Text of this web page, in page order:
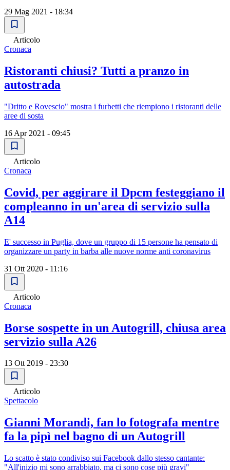
29 Mag 2021 - 18:34
Articolo
Cronaca
Ristoranti chiusi? Tutti a pranzo in
autostrada
"Dritto e Rovescio" mostra i furbetti che riempiono i ristoranti delle
aree di sosta
16 Apr 2021 - 09:45
Articolo
Cronaca
Covid, per aggirare il Dpcm festeggiano il
compleanno in un'area di servizio sulla
A14
E' successo in Puglia, dove un gruppo di 15 persone ha pensato di
organizzare un party in barba alle nuove norme anti coronavirus
31 Ott 2020 - 11:16
Articolo
Cronaca
Borse sospette in un Autogrill, chiusa area
servizio sulla A26
13 Ott 2019 - 23:30
Articolo
Spettacolo
Gianni Morandi, fan lo fotografa mentre
fa la pipì nel bagno di un Autogrill
Lo scatto è stato condiviso sui Facebook dallo stesso cantante:
"All'inizio mi sono arrabbiato, ma ci sono cose più gravi"